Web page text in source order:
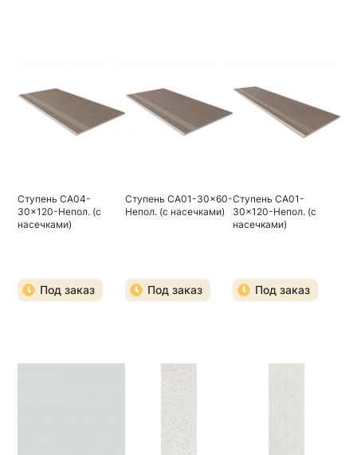
Ступень CA04-
30x120-Непол. (с
насечками)
Под заказ
Ступень CA01-30x60-
Непол. (с насечками)
Под заказ
Ступень CA01-
30x120-Непол. (с
насечками)
Под заказ